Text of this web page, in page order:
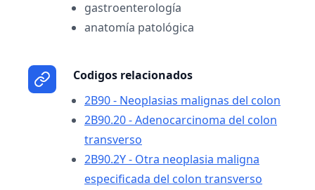
gastroenterología
anatomía patológica
Codigos relacionados
2B90 - Neoplasias malignas del colon
2B90.20 - Adenocarcinoma del colon
transverso
2B90.2Y - Otra neoplasia maligna
especificada del colon transverso